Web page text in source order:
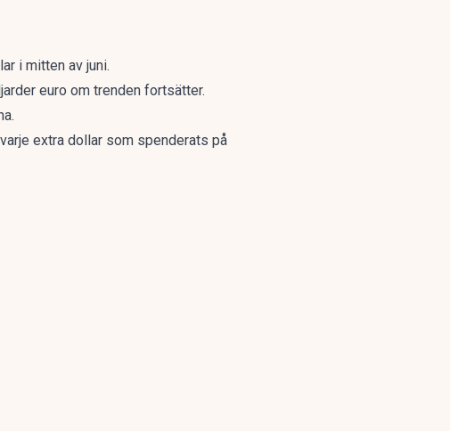
i mitten av juni.
euro om trenden fortsätter.
extra dollar som spenderats på